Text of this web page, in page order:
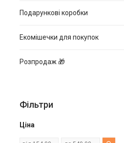
Подарункові коробки
Екомішечки для покупок
Розпродаж 🎁
Фільтри
Ціна